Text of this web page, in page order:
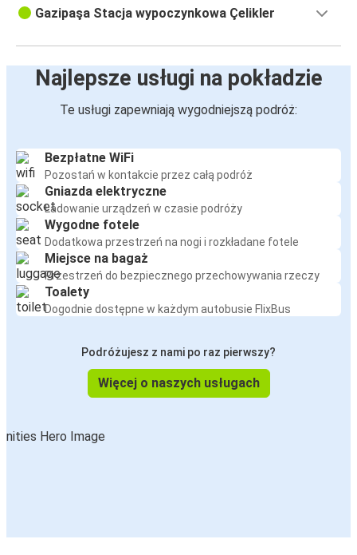
Gazipaşa Stacja wypoczynkowa Çelikler
Najlepsze usługi na pokładzie
Te usługi zapewniają wygodniejszą podróż:
Bezpłatne WiFi
Pozostań w kontakcie przez całą podróż
Gniazda elektryczne
Ładowanie urządzeń w czasie podróży
Wygodne fotele
Dodatkowa przestrzeń na nogi i rozkładane fotele
Miejsce na bagaż
Przestrzeń do bezpiecznego przechowywania rzeczy
Toalety
Dogodnie dostępne w każdym autobusie FlixBus
Podróżujesz z nami po raz pierwszy?
Więcej o naszych usługach